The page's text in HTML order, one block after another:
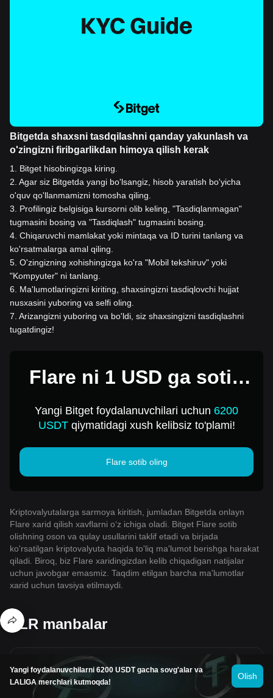
Bitgetda shaxsni tasdqilashni qanday yakunlash va
o'zingizni firibgarlikdan himoya qilish kerak
1
Bitget hisobingizga kiring.
2 Agar siz Bitgetda yangi bo'lsangiz, hisob yaratish bo'yicha
o'quv qo'llanmamizni tomosha qiling.
3
Profilingiz belgisiga kursorni olib keling, "Tasdiqlanmagan"
tugmasini bosing va "Tasdiqlash" tugmasini bosing.
4 Chiqaruvchi mamlakat yoki mintaqa va ID turini tanlang va
ko'rsatmalarga amal qiling.
5 O'zingizning xohishingizga ko'ra "Mobil tekshiruv" yoki
"Kompyuter" ni tanlang.
6
Ma'lumotlaringizni kiriting, shaxsingizni tasdiqlovchi hujjat
nusxasini yuboring va selfi oling.
7 Arizangizni yuboring va bo'ldi, siz shaxsingizni tasdiqlashni
tugatdingiz!
Flare ni 1 USD ga sotib
Yangi Bitget foydalanuvchilari uchun 6200
USDTqiymatidagi xush kelibsiz to'plami!
Flare sotib oling
Kriptovalyutalarga sarmoya kiritish, jumladan Bitgetda onlayn
Flare xarid qilish xavflarni o‘z ichiga oladi. Bitget Flare sotib
olishning oson va qulay usullarini taklif etadi va birjada
ko'rsatilgan kriptovalyuta haqida to'liq ma'lumot berishga harakat
qiladi. Biroq, biz Flare xaridingizdan kelib chiqadigan natijalar
uchun javobgar emasmiz. Taqdim etilgan barcha ma'lumotlar
xarid uchun tavsiya etilmaydi.
FLR manbalar
4.6
Yangi foydalanuvchilarni 6200 USDT gacha sovg'alar va
LALIGA merchlari kutmoqda!
Olish